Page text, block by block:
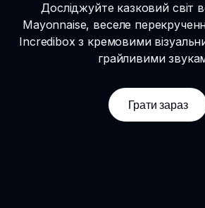
Досліджуйте казковий світ
Mayonnaise, веселе
Incredibox з кремовими
грайливими
Грати зараз